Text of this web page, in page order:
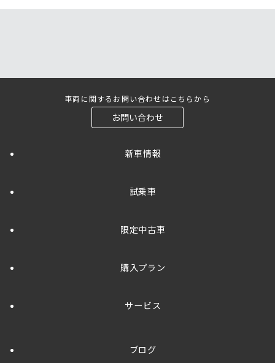
車両に関するお問い合わせはこちらから
お問い合わせ
新車情報
試乗車
限定中古車
購入プラン
サービス
ブログ